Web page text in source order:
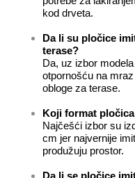
kod drveta.
Da li su pločice
terase?
Da, uz izbor
otpornošću na
obloge za terase.
Koji format
Najčešći izbor su
cm jer najvernije
produžuju prostor.
Da li se pločice